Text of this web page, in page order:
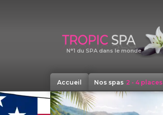
N°1 du SPA dans le monde
Accueil Nos spas 2 - 4 places